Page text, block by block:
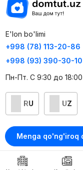
Menga qo'ng'iroq
E'lon bo'limi
+998 (78) 113-20-86
+998 (93) 390-30-10
Пн-Пт. С 9:30 до 18:00
RU UZ
Kontaktlar
loyiha haqida
Webnow © loyihasi